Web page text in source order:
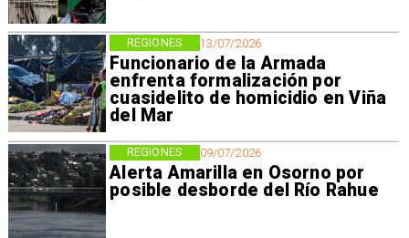
13/07/2026
Funcionario de la Armada
enfrenta formalización por
cuasidelito de homicidio en Viña
del Mar
REGIONES
09/07/2026
Alerta Amarilla en Osorno por
posible desborde del Río Rahue
REGIONES